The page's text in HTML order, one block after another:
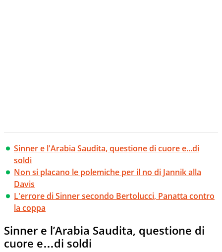
Sinner e l'Arabia Saudita, questione di cuore e...di
soldi
Non si placano le polemiche per il no di Jannik alla
Davis
L'errore di Sinner secondo Bertolucci, Panatta contro
la coppa
Sinner e l’Arabia Saudita, questione di
cuore e…di soldi